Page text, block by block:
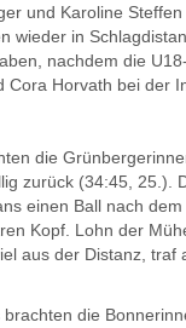
und Karoline
wieder in
nachdem die
Cora Horvath bei der
die
zurück (34:45, 25.).
einen Ball nach
Kopf. Lohn der
aus der Distanz, traf
brachten die